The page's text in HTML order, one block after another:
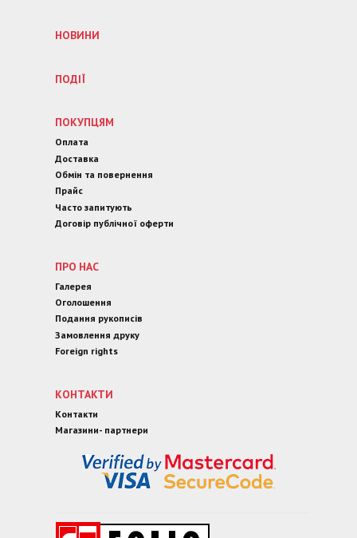
НОВИНИ
ПОДІЇ
ПОКУПЦЯМ
Оплата
Доставка
Обмін та повернення
Прайс
Часто запитують
Договір публічної оферти
ПРО НАС
Галерея
Оголошення
Подання рукописів
Замовлення друку
Foreign rights
КОНТАКТИ
Контакти
Магазини- партнери